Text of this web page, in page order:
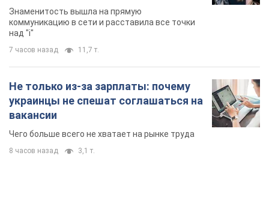
Знаменитость вышла на прямую
коммуникацию в сети и расставила все точки
над "i"
7 часов назад 11,7 т.
Не только из-за зарплаты: почему
украинцы не спешат соглашаться на
вакансии
Чего больше всего не хватает на рынке труда
8 часов назад 3,1 т.